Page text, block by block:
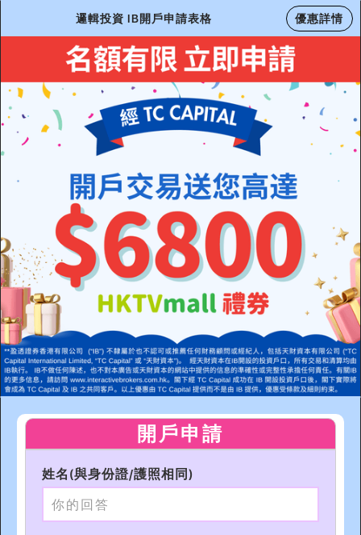
邏輯投資 IB開戶申請表格 優惠詳情
開戶申請
姓名(與身份證/護照相同)